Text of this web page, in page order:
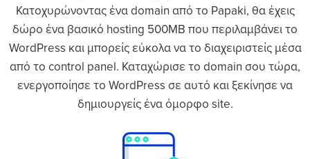
Κατοχυρώνοντας ένα domain από το Papaki, θα έχεις
δώρο ένα βασικό hosting 500MB που περιλαμβάνει το
WordPress και μπορείς εύκολα να το διαχειριστείς μέσα
από το control panel. Καταχώρισε το domain σου τώρα,
ενεργοποίησε το WordPress σε αυτό και ξεκίνησε να
δημιουργείς ένα όμορφο site.